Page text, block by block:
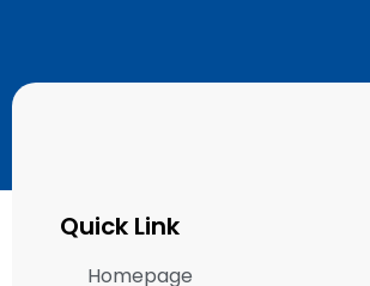
Quick Link
Homepage